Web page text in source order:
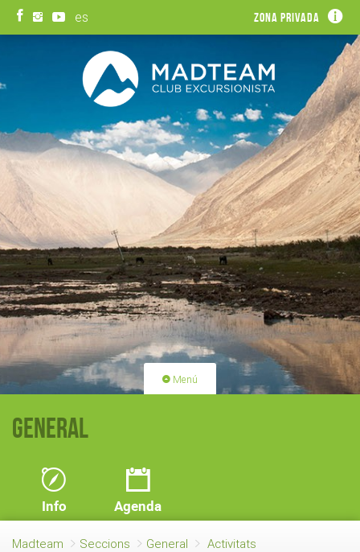
es Zona privada
Menú
FES-TE SOCI
General
Info Agenda
Madteam Seccions General
Activitats